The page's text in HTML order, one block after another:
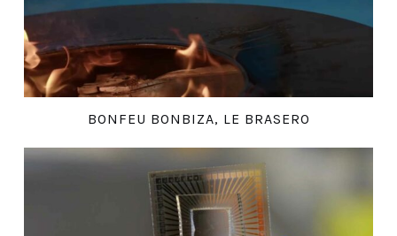
BONFEU BONBIZA, LE BRASERO